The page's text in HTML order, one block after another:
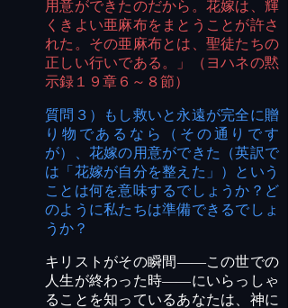
用意ができたのだから。花嫁は、輝
くきよい亜麻布をまとうことが許さ
れた。その亜麻布とは、聖徒たちの
正しい行いである。」（ヨハネの黙
示録１９章６～８節）
質問３）もし救いと永遠が完全に贈
り物であるなら（その通りです
が）、花嫁の用意ができた（英訳で
は「花嫁が自分を整えた」）という
ことは何を意味するでしょうか？ど
のように私たちは準備できるでしょ
うか？
キリストがその瞬間――この世での
人生が終わった時――にいらっしゃ
ることを知っているあなたは、神に